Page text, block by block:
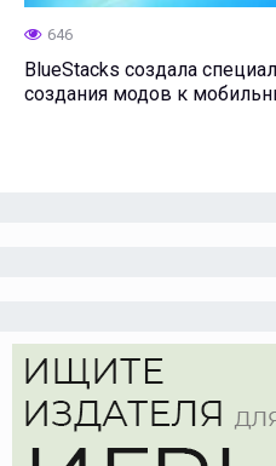
646
BlueStacks создала
создания модов к